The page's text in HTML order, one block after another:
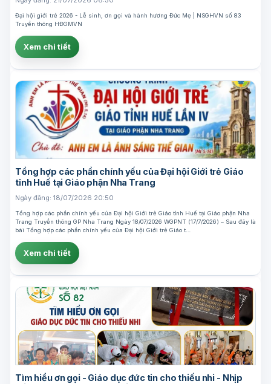
Đại hội giới trẻ 2026 - Lễ sinh, ơn gọi và hành hương Đức Mẹ | NSGHVN số 83
Truyền thông HĐGMVN
Xem chi tiết
Tổng hợp các phần chính yếu của Đại hội Giới trẻ Giáo
tỉnh Huế tại Giáo phận Nha Trang
Ngày đăng: 18/07/2026 20:50
Tổng hợp các phần chính yếu của Đại hội Giới trẻ Giáo tỉnh Huế tại Giáo phận Nha
Trang Truyền thông GP Nha Trang Ngày 18/07/2026 WGPNT (17/7/2026) – Sau đây là
bài Tổng hợp các phần chính yếu của Đại hội Giới trẻ Giáo t…
Xem chi tiết
Tìm hiểu ơn gọi - Giáo dục đức tin cho thiếu nhi - Nhịp